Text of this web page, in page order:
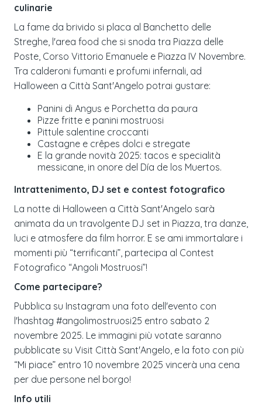
culinarie
La fame da brivido si placa al Banchetto delle
Streghe, l'area food che si snoda tra Piazza delle
Poste, Corso Vittorio Emanuele e Piazza IV Novembre.
Tra calderoni fumanti e profumi infernali, ad
Halloween a Città Sant'Angelo potrai gustare:
Panini di Angus e Porchetta da paura
Pizze fritte e panini mostruosi
Pittule salentine croccanti
Castagne e crêpes dolci e stregate
E la grande novità 2025: tacos e specialità
messicane, in onore del Día de los Muertos.
Intrattenimento, DJ set e contest fotografico
La notte di Halloween a Città Sant'Angelo sarà
animata da un travolgente DJ set in Piazza, tra danze,
luci e atmosfere da film horror. E se ami immortalare i
momenti più “terrificanti”, partecipa al Contest
Fotografico “Angoli Mostruosi”!
Come partecipare?
Pubblica su Instagram una foto dell'evento con
l'hashtag #angolimostruosi25 entro sabato 2
novembre 2025. Le immagini più votate saranno
pubblicate su Visit Città Sant'Angelo, e la foto con più
“Mi piace” entro 10 novembre 2025 vincerà una cena
per due persone nel borgo!
Info utili